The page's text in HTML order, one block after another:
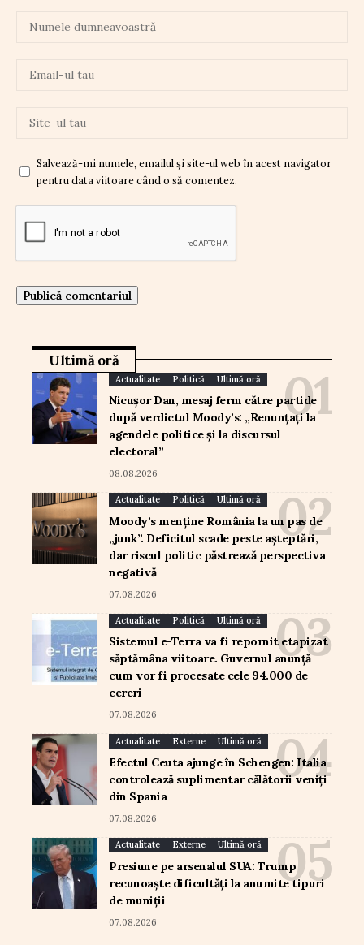
Salvează-mi numele, emailul și site-ul web în acest navigator
pentru data viitoare când o să comentez.
Ultimă oră
Actualitate Politică Ultimă oră
Nicușor Dan, mesaj ferm către partide
după verdictul Moody’s: „Renunțați la
agendele politice și la discursul
electoral”
08.08.2026
Actualitate Politică Ultimă oră
Moody’s menține România la un pas de
„junk”. Deficitul scade peste așteptări,
dar riscul politic păstrează perspectiva
negativă
07.08.2026
Actualitate Politică Ultimă oră
Sistemul e-Terra va fi repornit etapizat
săptămâna viitoare. Guvernul anunță
cum vor fi procesate cele 94.000 de
cereri
07.08.2026
Actualitate Externe Ultimă oră
Efectul Ceuta ajunge în Schengen: Italia
controlează suplimentar călătorii veniți
din Spania
07.08.2026
Actualitate Externe Ultimă oră
Presiune pe arsenalul SUA: Trump
recunoaște dificultăți la anumite tipuri
de muniții
07.08.2026